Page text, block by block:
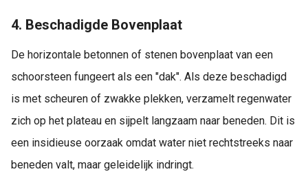
4. Beschadigde Bovenplaat
De horizontale betonnen of stenen bovenplaat van een
schoorsteen fungeert als een "dak". Als deze beschadigd
is met scheuren of zwakke plekken, verzamelt regenwater
zich op het plateau en sijpelt langzaam naar beneden. Dit is
een insidieuse oorzaak omdat water niet rechtstreeks naar
beneden valt, maar geleidelijk indringt.